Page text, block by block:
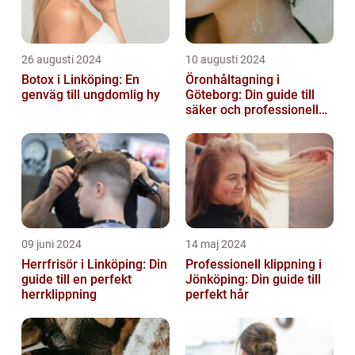
26 augusti 2024
Botox i Linköping: En
genväg till ungdomlig hy
10 augusti 2024
Öronhåltagning i
Göteborg: Din guide till
säker och professionell
09 juni 2024
Herrfrisör i Linköping: Din
guide till en perfekt
herrklippning
14 maj 2024
Professionell klippning i
Jönköping: Din guide till
perfekt hår